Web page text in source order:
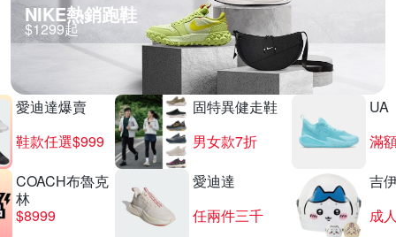
NIKE熱銷跑鞋
$1299起
愛迪達爆賣
鞋款任選$999
固特異健走鞋
男女款7折
UA
滿
COACH布魯克
林
$8999
愛迪達
任兩件三千
吉